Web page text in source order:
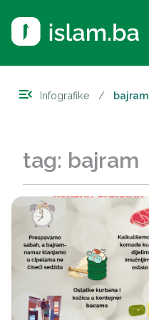
menu_open Infografike / bajram
tag: bajram